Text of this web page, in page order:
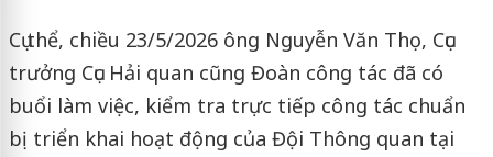
Cụ thể, chiều 23/5/2026 ông Nguyễn Văn Thọ, Cục
trưởng Cục Hải quan cũng Đoàn công tác đã có
buổi làm việc, kiểm tra trực tiếp công tác chuẩn
bị triển khai hoạt động của Đội Thông quan tại